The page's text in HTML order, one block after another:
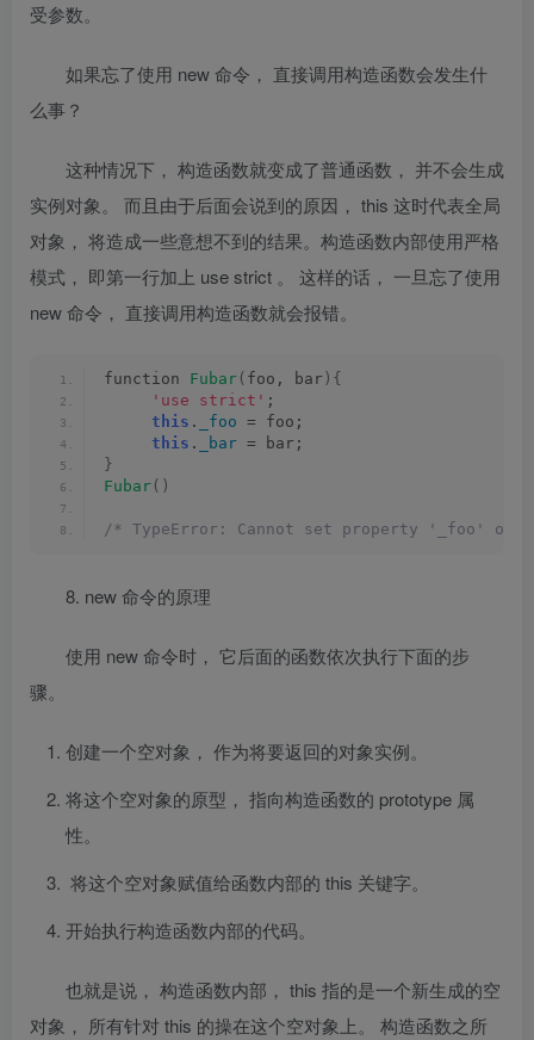
受参数。
如果忘了使用 new命令， 直接调用构造函数会发生什
么事？
这种情况下， 构造函数就变成了普通函数， 并不会生成
实例对象。 而且由于后面会说到的原因， this 这时代表全局
对象， 将造成一些意想不到的结果。 构造函数内部使用严格
模式， 即第一行加上 use strict 。 这样的话， 一旦忘了使用
new命令， 直接调用构造函数就会报错。
function Fubar ( foo, bar ){
'use strict' ;
this . _foo = foo;
this . _bar = bar;
}
Fubar ()
/* TypeError: Cannot set property '_foo' of
8. new命令的原理
使用 new命令时， 它后面的函数依次执行下面的步
骤。
创建一个空对象， 作为将要返回的对象实例。
将这个空对象的原型， 指向构造函数的 prototype 属
性。
将这个空对象赋值给函数内部的 this 关键字。
开始执行构造函数内部的代码。
也就是说， 构造函数内部， this 指的是一个新生成的空
对象， 所有针对 this 的操在这个空对象上。 构造函数之所